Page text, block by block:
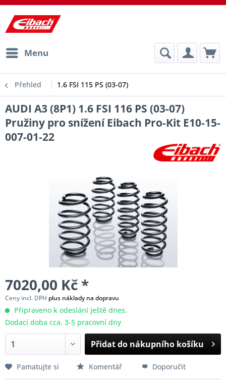
Menu
Přehled 1.6 FSI 115 PS (03-07)
AUDI A3 (8P1) 1.6 FSI 116 PS (03-07)
Pružiny pro snížení Eibach Pro-Kit E10-15-
007-01-22
7020,00 Kč *
Ceny incl. DPH plus náklady na dopravu
Připraveno k odeslání ještě dnes,
Dodací doba cca. 3-5 pracovní dny
Přidat do nákupního košíku
Pamatujte si Komentář Doporučit